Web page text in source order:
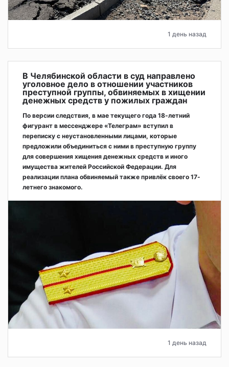
1 день назад
В Челябинской области в суд направлено
уголовное дело в отношении участников
преступной группы, обвиняемых в хищении
денежных средств у пожилых граждан
По версии следствия, в мае текущего года 18-летний
фигурант в мессенджере «Телеграм» вступил в
переписку с неустановленными лицами, которые
предложили объединиться с ними в преступную группу
для совершения хищения денежных средств и иного
имущества жителей Российской Федерации. Для
реализации плана обвиняемый также привлёк своего 17-
летнего знакомого.
1 день назад